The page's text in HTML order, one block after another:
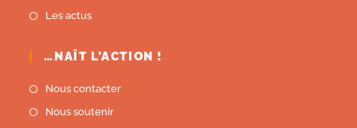
Les actus
…NAÎT L’ACTION !
Nous contacter
Nous soutenir